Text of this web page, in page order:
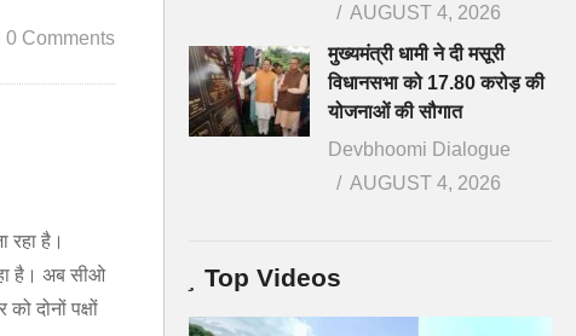
0 Comments
रहा है।
है। अब सीओ
दोनों पक्षों
AUGUST 4, 2026
मुख्यमंत्री धामी ने दी मसूरी
विधानसभा को 17.80 करोड़ की
योजनाओं की सौगात
Devbhoomi Dialogue
AUGUST 4, 2026
Top Videos